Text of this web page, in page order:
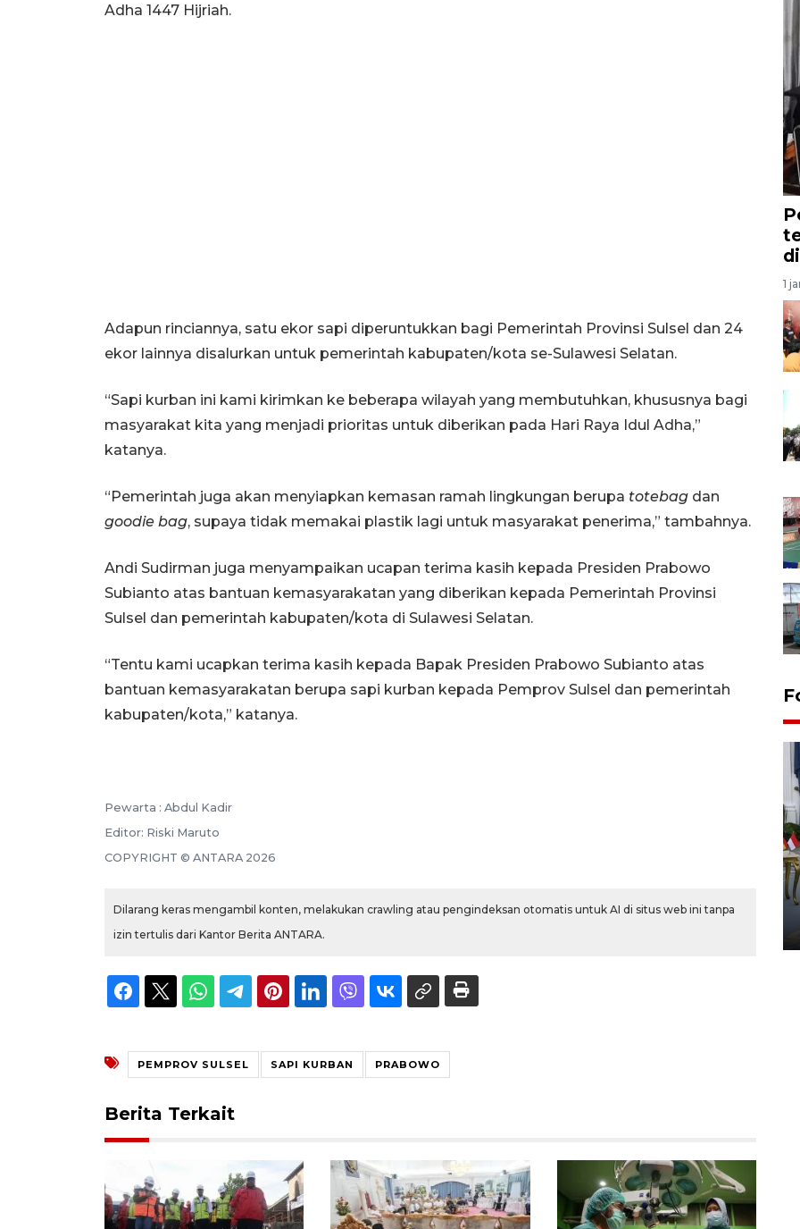
Adha 1447 Hijriah.
Adapun rinciannya, satu ekor sapi diperuntukkan bagi Pemerintah Provinsi Sulsel dan 24
ekor lainnya disalurkan untuk pemerintah kabupaten/kota se-Sulawesi Selatan.
“Sapi kurban ini kami kirimkan ke beberapa wilayah yang membutuhkan, khususnya bagi
masyarakat kita yang menjadi prioritas untuk diberikan pada Hari Raya Idul Adha,”
katanya.
“Pemerintah juga akan menyiapkan kemasan ramah lingkungan berupa totebag dan
goodie bag, supaya tidak memakai plastik lagi untuk masyarakat penerima,” tambahnya.
Andi Sudirman juga menyampaikan ucapan terima kasih kepada Presiden Prabowo
Subianto atas bantuan kemasyarakatan yang diberikan kepada Pemerintah Provinsi
Sulsel dan pemerintah kabupaten/kota di Sulawesi Selatan.
“Tentu kami ucapkan terima kasih kepada Bapak Presiden Prabowo Subianto atas
bantuan kemasyarakatan berupa sapi kurban kepada Pemprov Sulsel dan pemerintah
kabupaten/kota,” katanya.
Pewarta : Abdul Kadir
Editor: Riski Maruto
COPYRIGHT © ANTARA 2026
Dilarang keras mengambil konten, melakukan crawling atau pengindeksan otomatis untuk AI di situs web ini tanpa
izin tertulis dari Kantor Berita ANTARA.
PEMPROV SULSEL SAPI KURBAN PRABOWO
Berita Terkait
1
Yogyakarta